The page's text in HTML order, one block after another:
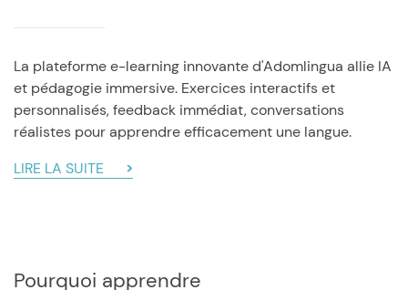
La plateforme e-learning innovante d'Adomlingua allie IA
et pédagogie immersive. Exercices interactifs et
personnalisés, feedback immédiat, conversations
réalistes pour apprendre efficacement une langue.
LIRE LA SUITE
Pourquoi apprendre